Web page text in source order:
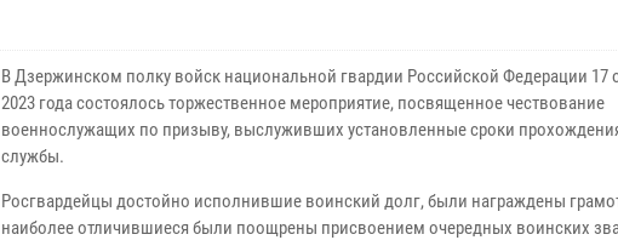
В Дзержинском полку войск национальной гвардии Российской Федерации 17
2023 года состоялось торжественное мероприятие, посвященное чествование
военнослужащих по призыву, выслуживших установленные сроки
службы.
Росгвардейцы достойно исполнившие воинский долг, были награждены
наиболее отличившиеся были поощрены присвоением очередных воинских